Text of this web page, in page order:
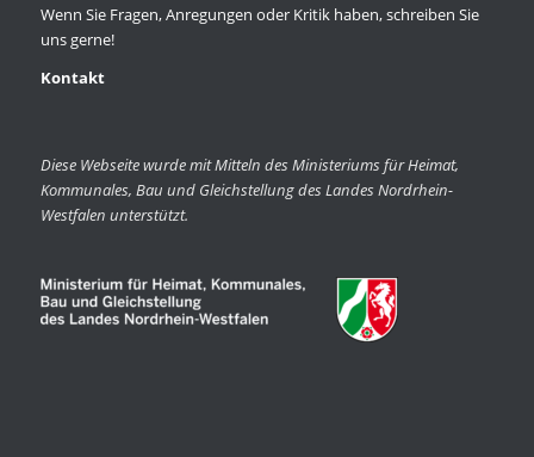
Wenn Sie Fragen, Anregungen oder Kritik haben, schreiben Sie
uns gerne!
Kontakt
Diese Webseite wurde mit Mitteln des Ministeriums für Heimat,
Kommunales, Bau und Gleichstellung des Landes Nordrhein-
Westfalen unterstützt.